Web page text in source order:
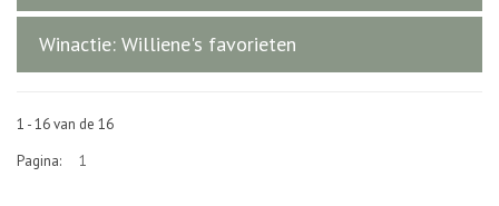
Winactie: Williene's favorieten
1 - 16 van de 16
Pagina:
1